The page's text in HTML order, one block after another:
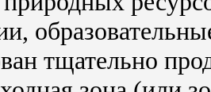
тщательно